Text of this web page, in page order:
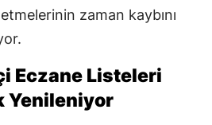
zaman kaybını
Eczane Listeleri
Yenileniyor